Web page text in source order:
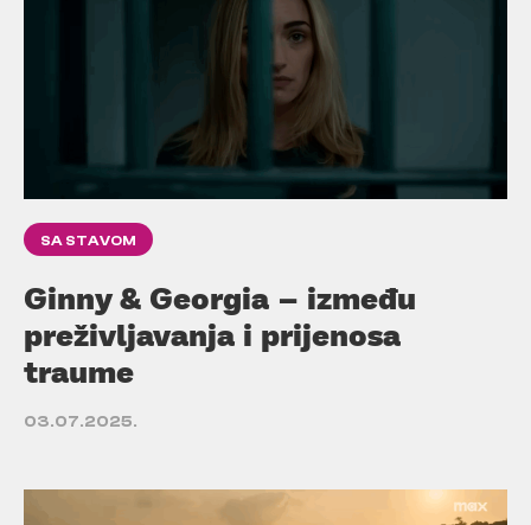
SA STAVOM
Ginny & Georgia – između
preživljavanja i prijenosa
traume
03.07.2025.